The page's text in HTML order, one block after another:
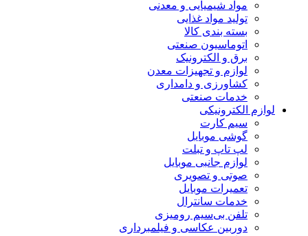
مواد شیمیایی و معدنی
تولید مواد غذایی
بسته بندی کالا
اتوماسیون صنعتی
برق و الکترونیک
لوازم و تجهیزات معدن
کشاورزی و دامداری
خدمات صنعتی
لوازم الکترونیکی
سیم کارت
گوشی موبایل
لپ تاپ و تبلت
لوازم جانبی موبایل
صوتی و تصویری
تعمیرات موبایل
خدمات سانترال
تلفن بی‌سیم رومیزی
دوربین عکاسی و فیلمبرداری